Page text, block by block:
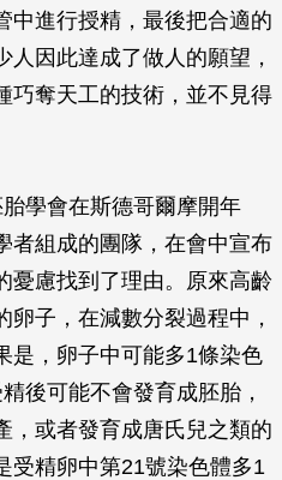
中進行授精，最後把合適的
因此達成了做人的願望，
巧奪天工的技術，並不見得
學會在斯德哥爾摩開年
者組成的團隊，在會中宣布
憂慮找到了理由。原來高齡
子，在減數分裂過程中，
是，卵子中可能多1條染色
後可能不會發育成胚胎，
，或者發育成唐氏兒之類的
受精卵中第21號染色體多1